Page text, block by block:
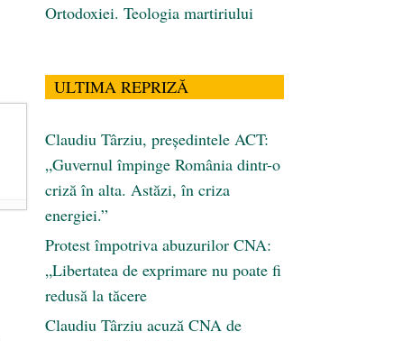
Ortodoxiei. Teologia martiriului
ULTIMA REPRIZĂ
Claudiu Târziu, președintele ACT:
„Guvernul împinge România dintr-o
criză în alta. Astăzi, în criza
energiei.”
Protest împotriva abuzurilor CNA:
„Libertatea de exprimare nu poate fi
redusă la tăcere
Claudiu Târziu acuză CNA de